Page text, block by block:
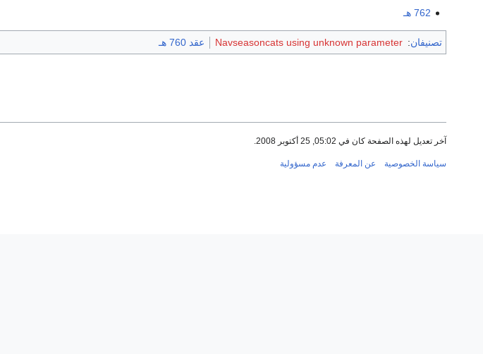
762 هـ
تصنيفان:
Navseasoncats using unknown parameter عقد 760 هـ
آخر تعديل لهذه الصفحة كان في 05:02, 25 أكتوبر 2008.
سياسة الخصوصية عن المعرفة عدم مسؤولية